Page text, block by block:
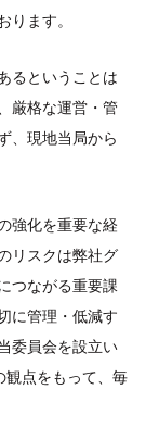
ります。
るということは
厳格な運営・管
、現地当局から
強化を重要な経
リスクは弊社グ
つながる重要課
に管理・低減す
委員会を設立い
観点をもって、毎